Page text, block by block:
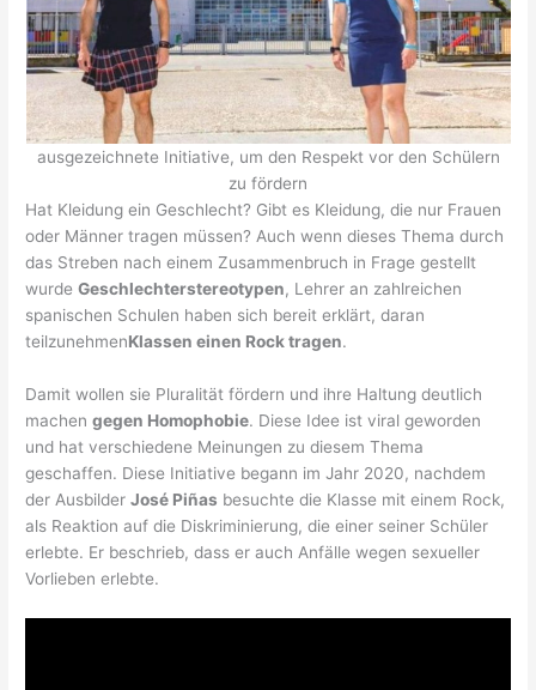
ausgezeichnete Initiative, um den Respekt vor den Schülern
zu fördern
Hat Kleidung ein Geschlecht? Gibt es Kleidung, die nur Frauen
oder Männer tragen müssen? Auch wenn dieses Thema durch
das Streben nach einem Zusammenbruch in Frage gestellt
wurdeGeschlechterstereotypen, Lehrer an zahlreichen
spanischen Schulen haben sich bereit erklärt, daran
teilzunehmenKlassen einen Rock tragen.
Damit wollen sie Pluralität fördern und ihre Haltung deutlich
machengegen Homophobie. Diese Idee ist viral geworden
und hat verschiedene Meinungen zu diesem Thema
geschaffen. Diese Initiative begann im Jahr 2020, nachdem
der AusbilderJosé Piñas besuchte die Klasse mit einem Rock,
als Reaktion auf die Diskriminierung, die einer seiner Schüler
erlebte. Er beschrieb, dass er auch Anfälle wegen sexueller
Vorlieben erlebte.